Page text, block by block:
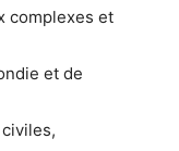
complexes et
et de